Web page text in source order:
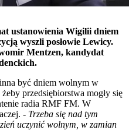
ustanowienia Wigilii dniem
wyszli posłowie Lewicy.
Mentzen, kandydat
być dniem wolnym w
przedsiębiorstwa mogły się
radia RMF FM. W
- Trzeba się nad tym
uczynić wolnym, w zamian